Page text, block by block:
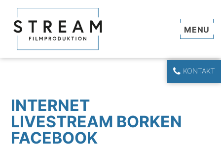
KONTAKT
INTERNET
LIVESTREAM BORKEN
FACEBOOK